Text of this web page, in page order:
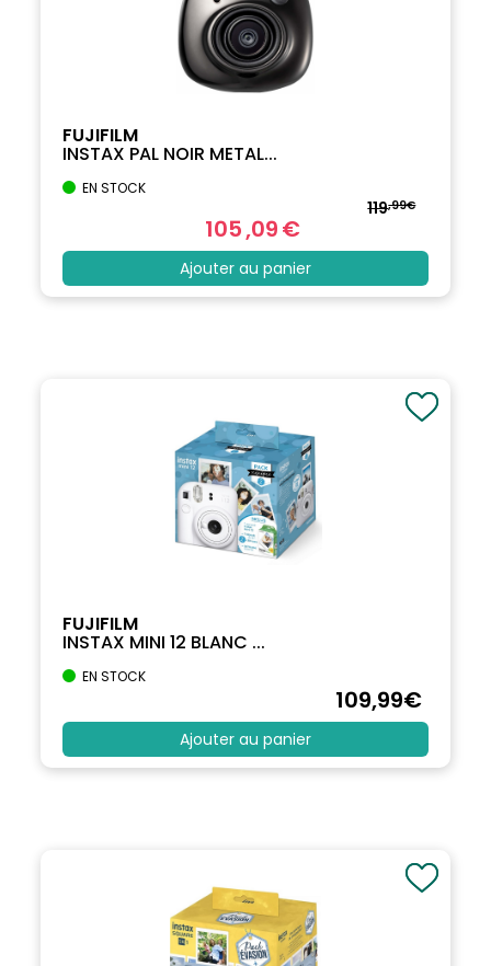
FUJIFILM
INSTAX PAL NOIR METAL...
EN STOCK
119,99€
105,09€
Ajouter au panier
FUJIFILM
INSTAX MINI 12 BLANC ...
EN STOCK
109,99€
Ajouter au panier